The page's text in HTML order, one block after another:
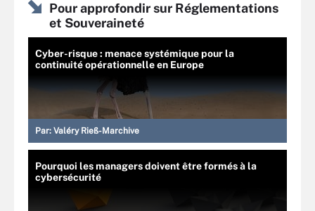
Pour approfondir sur Réglementations
et Souveraineté
Cyber-risque : menace systémique pour la
continuité opérationnelle en Europe
Par: Valéry Rieß-Marchive
Pourquoi les managers doivent être formés à la
cybersécurité